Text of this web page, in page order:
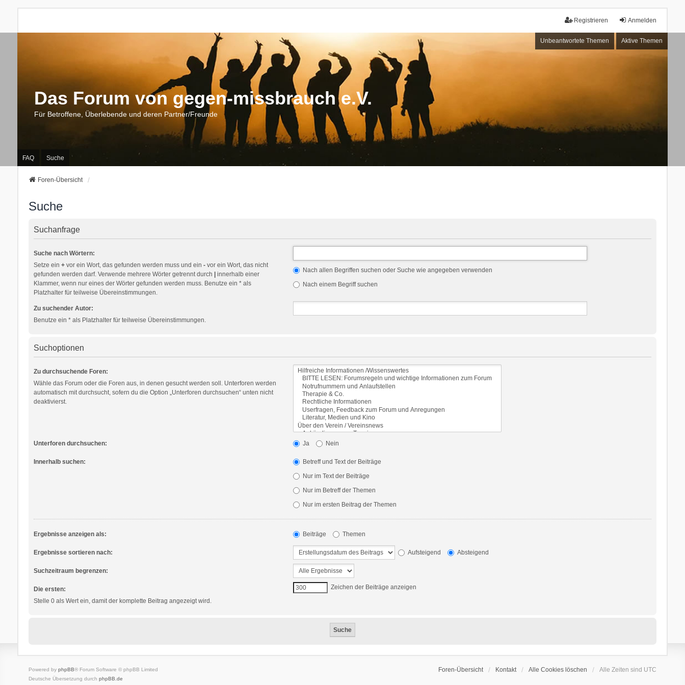
Anmelden
Registrieren
Unbeantwortete Themen Aktive Themen
Das Forum von gegen-missbrauch e.V.
Für Betroffene, Überlebende und deren Partner/Freunde
FAQ Suche
Foren-Übersicht
Suche
Suchanfrage
Suche nach Wörtern:
Setze ein +vor ein Wort, das gefunden werden muss und ein -vor ein Wort, das nicht
gefunden werden darf. Verwende mehrere Wörter getrennt durch
innerhalb einer
Klammer, wenn nur eines der Wörter gefunden werden muss. Benutze ein * als
Platzhalter für teilweise Übereinstimmungen.
Nach allen Begriffen suchen oder Suche wie angegeben verwenden
Nach einem Begriff suchen
Zu suchender Autor:
Benutze ein * als Platzhalter für teilweise Übereinstimmungen.
Suchoptionen
Zu durchsuchende Foren:
Wähle das Forum oder die Foren aus, in denen gesucht werden soll. Unterforen werden
automatisch mit durchsucht, sofern du die Option „Unterforen durchsuchen“ unten nicht
deaktivierst.
Unterforen durchsuchen: Ja Nein
Innerhalb suchen:
Betreff und Text der Beiträge
Nur im Text der Beiträge
Nur im Betreff der Themen
Nur im ersten Beitrag der Themen
Ergebnisse anzeigen als: Beiträge Themen
Ergebnisse sortieren nach: Aufsteigend Absteigend
Suchzeitraum begrenzen:
Die ersten:
Stelle 0 als Wert ein, damit der komplette Beitrag angezeigt wird.
Zeichen der Beiträge anzeigen
Foren-Übersicht Kontakt Alle Cookies löschen Alle Zeiten sind UTC
Powered by phpBB® Forum Software © phpBB Limited
Deutsche Übersetzung durch phpBB.de